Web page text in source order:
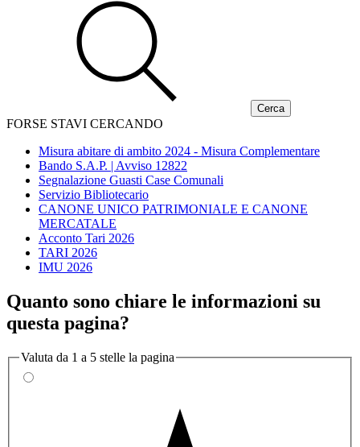
FORSE STAVI CERCANDO
Misura abitare di ambito 2024 - Misura Complementare
Bando S.A.P. | Avviso 12822
Segnalazione Guasti Case Comunali
Servizio Bibliotecario
CANONE UNICO PATRIMONIALE E CANONE
MERCATALE
Acconto Tari 2026
TARI 2026
IMU 2026
Quanto sono chiare le informazioni su
questa pagina?
Valuta da 1 a 5 stelle la pagina